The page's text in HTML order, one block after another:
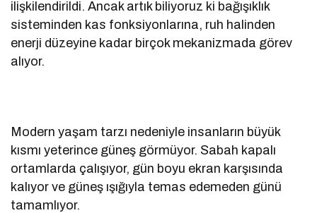
ilişkilendirildi. Ancak artık biliyoruz ki bağışıklık
sisteminden kas fonksiyonlarına, ruh halinden
enerji düzeyine kadar birçok mekanizmada görev
alıyor.
Modern yaşam tarzı nedeniyle insanların büyük
kısmı yeterince güneş görmüyor. Sabah kapalı
ortamlarda çalışıyor, gün boyu ekran karşısında
kalıyor ve güneş ışığıyla temas edemeden günü
tamamlıyor.